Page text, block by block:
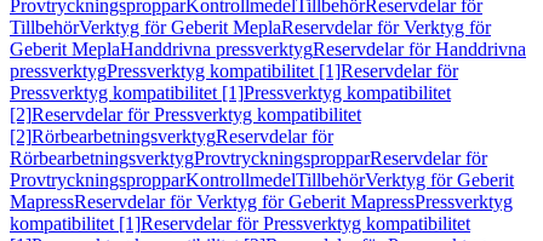
ProvtryckningspropparKontrollmedelTillbehörReservdelar för
TillbehörVerktyg för Geberit MeplaReservdelar för Verktyg för
Geberit MeplaHanddrivna pressverktygReservdelar för Handdrivna
pressverktygPressverktyg kompatibilitet [1]Reservdelar för
Pressverktyg kompatibilitet [1]Pressverktyg kompatibilitet
[2]Reservdelar för Pressverktyg kompatibilitet
[2]RörbearbetningsverktygReservdelar för
RörbearbetningsverktygProvtryckningspropparReservdelar för
ProvtryckningspropparKontrollmedelTillbehörVerktyg för Geberit
MapressReservdelar för Verktyg för Geberit MapressPressverktyg
kompatibilitet [1]Reservdelar för Pressverktyg kompatibilitet